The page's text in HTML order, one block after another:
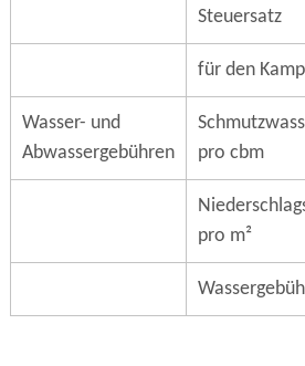
Steuersatz
für den
Wasser- und
Abwassergebühren
pro cbm
pro m²